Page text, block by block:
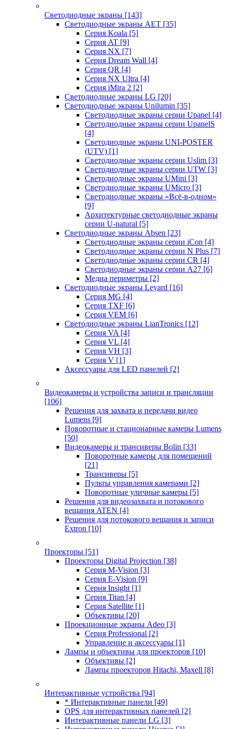
Светодиодные экраны [143]
Светодиодные экраны AET [35]
Cерия Koala [5]
Серия AT [9]
Серия NX [7]
Серия Dream Wall [4]
Серия QR [4]
Серия NX Ultra [4]
Серия iMira 2 [2]
Светодиодные экраны LG [20]
Светодиодные экраны Unilumin [35]
Светодиодные экраны серии Upanel [4]
Светодиодные экраны серии UpanelS
[4]
Светодиодные экраны UNI-POSTER
(UTV) [1]
Светодиодные экраны серии Uslim [3]
Светодиодные экраны серии UTW [3]
Светодиодные экраны UMini [3]
Светодиодные экраны UMicro [3]
Светодиодные экраны «Всё-в-одном»
[9]
Архитектурные светодиодные экраны
серии U-natural [5]
Светодиодные экраны Absen [23]
Светодиодные экраны серии iCon [4]
Светодиодные экраны серии N Plus [7]
Светодиодные экраны серии CR [4]
Светодиодные экраны серии А27 [6]
Медиа периметры [2]
Светодиодные экраны Leyard [16]
Серия MG [4]
Серия TXF [6]
Серия VEM [6]
Светодиодные экраны LianTronics [12]
Серия VA [4]
Серия VL [4]
Серия VH [3]
Серия V [1]
Аксессуары для LED панелей [2]
Видеокамеры и устройства записи и трансляции
[106]
Решения для захвата и передачи видео
Lumens [9]
Поворотные и стационарные камеры Lumens
[50]
Видеокамеры и трансиверы Bolin [33]
Поворотные камеры для помещений
[21]
Трансиверы [5]
Пульты управления камерами [2]
Поворотные уличные камеры [5]
Решения для видеозахвата и потокового
вещания ATEN [4]
Решения для потокового вещания и записи
Extron [10]
Проекторы [51]
Проекторы Digital Projection [38]
Серия M-Vision [3]
Серия E-Vision [9]
Серия Insight [1]
Серия Titan [4]
Серия Satellite [1]
Объективы [20]
Проекционные экраны Adeo [3]
Серия Professional [2]
Управление и аксессуары [1]
Лампы и объективы для проекторов [10]
Объективы [2]
Лампы проекторов Hitachi, Maxell [8]
Интерактивные устройства [94]
* Интерактивные панели [49]
OPS для интерактивных панелей [2]
Интерактивные панели LG [3]